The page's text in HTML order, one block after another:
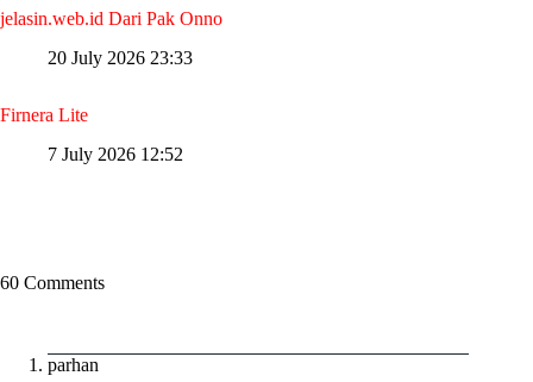
jelasin.web.id Dari Pak Onno
20 July 2026 23:33
Firnera Lite
7 July 2026 12:52
60 Comments
parhan